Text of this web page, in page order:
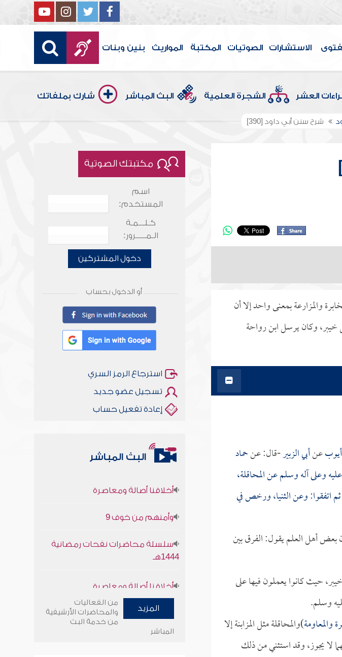
الاستشارات الصوتيات المكتبة المواريث بنين وبنات
العشر الشجرة العلمية البث المباشر شارك بملفاتك
شرح سنن أبي داود [390]
والمزارعة بمعنى واحد إلا أن
خيبر، وكان يرسل ابن رواحة
أيوبعنأبي الزبير-قال: عنحماد
وعلى آله وسلم عن المحاقلة،
اتفقوا: وعن الثنيا، ورخص في
بعض أهل العلم يقول: الفرق بين
حيث كانوا يعملون فيها على
وسلم.
والمعاومة)والمحاقلة مثل المزابنة إلا
لا يجوز، وقد استثني من ذلك
مكتبتك الصوتية
اسم
المستخدم:
كـلـــمـة
الـمـــــرور:
دخول المشتركين
أو الدخول بحساب
استرجاع الرمز السري
تسجيل عضو جديد
إعادة تفعيل حساب
البث المباشر
1444هـ
وأمنهم من خوف 9
سلسلة محاضرات نفحات رمضانية
1444هـ
المزيد
من الفعاليات
والمحاضرات الأرشيفية
من خدمة البث
المباشر